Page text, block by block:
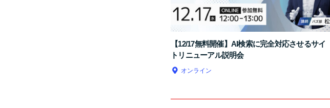
【12/17無料開催】AI検索に完全対応させるサイ
トリニューアル説明会
オンライン